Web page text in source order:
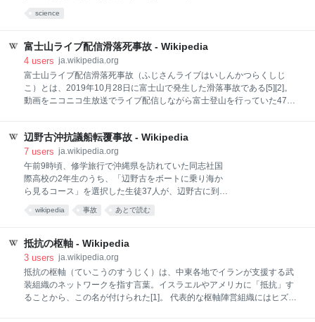
有運動":{"wt":"赤経: 7.800 [[秒 (角度)|ミリ秒]]/[[年]]
{{R|simbad}} 赤緯: -74.076 ミリ秒/年
{{R|simbad}}"},"parallax":{"wt":"32.7823"},"p_error":
{"wt":"0.014"},"
science
富士山ライブ配信滑落死事故 - Wikipedia
4 users ja.wikipedia.org
富士山ライブ配信滑落死事故（ふじさんライブはいしんかつらくしじ
こ）とは、2019年10月28日に富士山で発生した滑落事故である[5][2]。
動画をニコニコ生放送でライブ配信しながら富士登山を行っていた47歳
ていた[2][6]。 司法試験への挑戦に苦戦する中、40代になったTは富士登
山に熱中するようになり、配信者が大勢集まって富士登山をするイベン
トに参加した経験もあった[2]。Tは以前から富士登山の様子のライブ配
信を多数行っており、2019年5月から事故発生時までに富士登山の様子
のライブ配信を少なくとも26回行っていたことが記録されている[7]。 事
ントし、Tは「見たい？雪もう降っ
辺野古沖抗議船転覆事故 - Wikipedia
7 users ja.wikipedia.org
午前9時頃、修学旅行で沖縄県を訪れていた同志社国
際高校の2年生のうち、「辺野古をボートに乗り海か
ら見るコース」を選択した生徒37人が、辺野古に到着
[8][11][12]。到着した生徒達は、「先発隊」の生徒18
人と、「後発隊」の生徒の19人の、2つのグループに
[11][13]。 9時半頃、「先発隊」の生徒18人は、ヘリ基
地反対協議会が保有する、在日米軍普天間基地の辺野
古移設工事への海上抗議活動にも使われていた小型船
の「不屈」（生徒8名と船長1名の計9人が乗船、最大
搭載人員10人、長さ6.27メートル、総トン数1.9ト
wikipedia 事故 あとで読む
抵抗の枢軸 - Wikipedia
3 users ja.wikipedia.org
抵抗の枢軸（ていこうのすうじく）は、中東各地でイランが支援する武
装組織のネットワークを指す言葉。イスラエルやアメリカに「抵抗」す
ることから、この名が付けられた[1]。 代表的な枢軸陣営組織にはヒズボ